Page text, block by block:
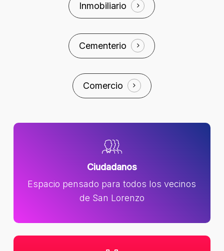
Inmobiliario
Cementerio
Comercio
Ciudadanos
Espacio pensado para todos los vecinos
de San Lorenzo